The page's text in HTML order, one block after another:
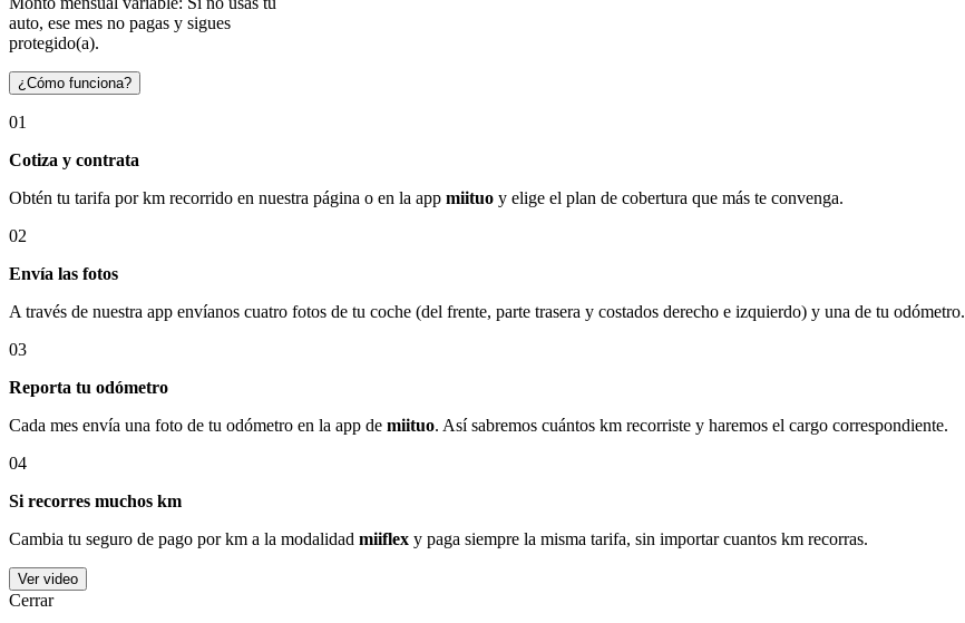
auto, ese mes no pagas y sigues
protegido(a).
¿Cómo funciona?
01
Cotiza y contrata
Obtén tu tarifa por km recorrido en nuestra página o en la app miituo y elige el plan de cobertura que más te convenga.
02
Envía las fotos
A través de nuestra app envíanos cuatro fotos de tu coche (del frente, parte trasera y costados derecho e izquierdo) y una de tu odómetro.
03
Reporta tu odómetro
Cada mes envía una foto de tu odómetro en la app de miituo. Así sabremos cuántos km recorriste y haremos el cargo correspondiente.
04
Si recorres muchos km
Cambia tu seguro de pago por km a la modalidad miiflex y paga siempre la misma tarifa, sin importar cuantos km recorras.
Ver video
Cerrar